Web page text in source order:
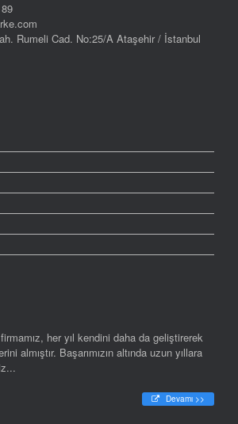
Rumeli Cad. No:25/A Ataşehir / İstanbul
her yıl kendini daha da geliştirerek
almıştır. Başarımızın altında uzun yıllara
Devamı >>